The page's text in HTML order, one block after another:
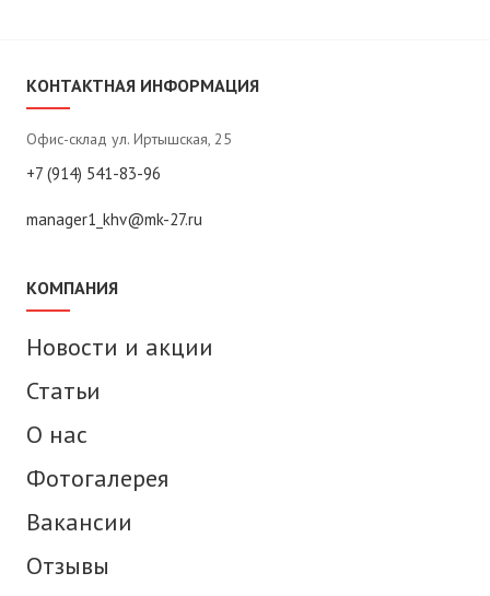
КОНТАКТНАЯ ИНФОРМАЦИЯ
Офис-склад ул. Иртышская, 25
+7 (914) 541-83-96
manager1_khv@mk-27.ru
КОМПАНИЯ
Новости и акции
Статьи
О нас
Фотогалерея
Вакансии
Отзывы